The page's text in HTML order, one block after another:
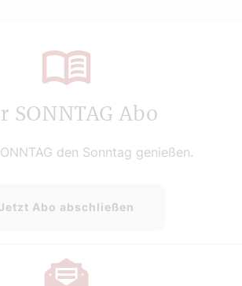
SONNTAG Abo
den Sonntag genießen.
Jetzt Abo abschließen